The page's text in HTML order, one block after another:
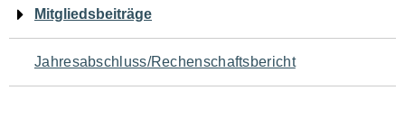
Mitgliedsbeiträge
Jahresabschluss/Rechenschaftsbericht